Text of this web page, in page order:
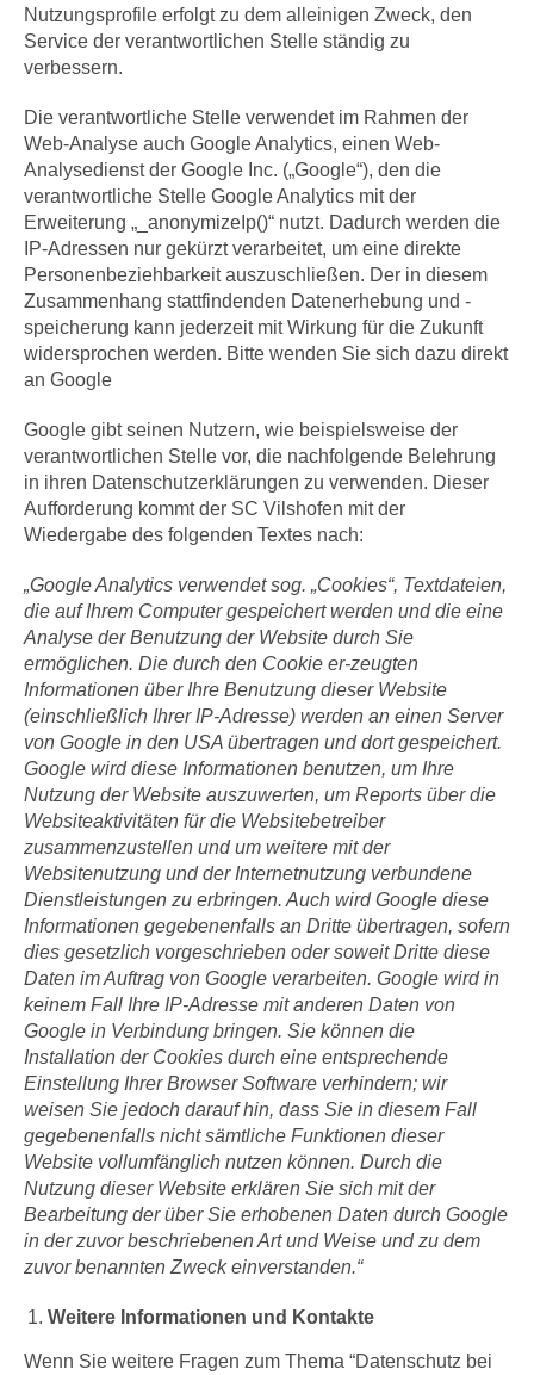
Nutzungsprofile erfolgt zu dem alleinigen Zweck, den
Service der verantwortlichen Stelle ständig zu
verbessern.
Die verantwortliche Stelle verwendet im Rahmen der
Web-Analyse auch Google Analytics, einen Web-
Analysedienst der Google Inc. („Google“), den die
verantwortliche Stelle Google Analytics mit der
Erweiterung „_anonymizeIp()“ nutzt. Dadurch werden die
IP-Adressen nur gekürzt verarbeitet, um eine direkte
Personenbeziehbarkeit auszuschließen. Der in diesem
Zusammenhang stattfindenden Datenerhebung und -
speicherung kann jederzeit mit Wirkung für die Zukunft
widersprochen werden. Bitte wenden Sie sich dazu direkt
an Google
Google gibt seinen Nutzern, wie beispielsweise der
verantwortlichen Stelle vor, die nachfolgende Belehrung
in ihren Datenschutzerklärungen zu verwenden. Dieser
Aufforderung kommt der SC Vilshofen mit der
Wiedergabe des folgenden Textes nach:
„Google Analytics verwendet sog. „Cookies“, Textdateien,
die auf Ihrem Computer gespeichert werden und die eine
Analyse der Benutzung der Website durch Sie
ermöglichen. Die durch den Cookie er-zeugten
Informationen über Ihre Benutzung dieser Website
(einschließlich Ihrer IP-Adresse) werden an einen Server
von Google in den USA übertragen und dort gespeichert.
Google wird diese Informationen benutzen, um Ihre
Nutzung der Website auszuwerten, um Reports über die
Websiteaktivitäten für die Websitebetreiber
zusammenzustellen und um weitere mit der
Websitenutzung und der Internetnutzung verbundene
Dienstleistungen zu erbringen. Auch wird Google diese
Informationen gegebenenfalls an Dritte übertragen, sofern
dies gesetzlich vorgeschrieben oder soweit Dritte diese
Daten im Auftrag von Google verarbeiten. Google wird in
keinem Fall Ihre IP-Adresse mit anderen Daten von
Google in Verbindung bringen. Sie können die
Installation der Cookies durch eine entsprechende
Einstellung Ihrer Browser Software verhindern; wir
weisen Sie jedoch darauf hin, dass Sie in diesem Fall
gegebenenfalls nicht sämtliche Funktionen dieser
Website vollumfänglich nutzen können. Durch die
Nutzung dieser Website erklären Sie sich mit der
Bearbeitung der über Sie erhobenen Daten durch Google
in der zuvor beschriebenen Art und Weise und zu dem
zuvor benannten Zweck einverstanden.“
Weitere Informationen und Kontakte
Wenn Sie weitere Fragen zum Thema “Datenschutz bei